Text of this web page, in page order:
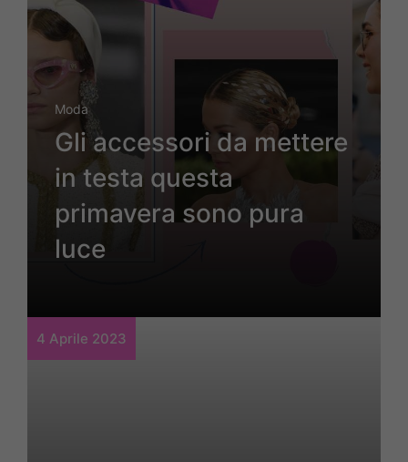
Moda
Gli accessori da mettere
in testa questa
primavera sono pura
luce
4 Aprile 2023